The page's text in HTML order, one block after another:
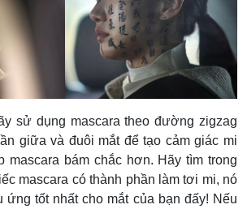
sử dụng mascara theo đường zigzag
giữa và đuôi mắt để tạo cảm giác mi
mascara bám chắc hơn. Hãy tìm trong
mascara có thành phần làm tơi mi, nó
ứng tốt nhất cho mắt của bạn đấy! Nếu